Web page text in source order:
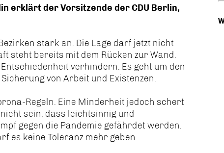
erklärt der Vorsitzende der CDU Berlin,
stark an. Die Lage darf jetzt nicht
steht bereits mit dem Rücken zur Wand.
verhindern. Es geht um den
von Arbeit und Existenzen.
Regeln. Eine Minderheit jedoch schert
sein, dass leichtsinnig und
gegen die Pandemie gefährdet werden.
es keine Toleranz mehr geben.